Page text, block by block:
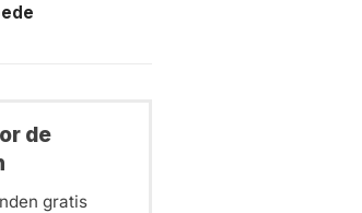
de
gratis